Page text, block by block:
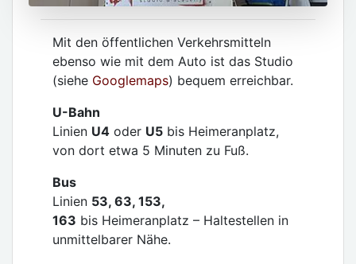
Mit den öffentlichen Verkehrsmitteln
ebenso wie mit dem Auto ist das Studio
(siehe Googlemaps) bequem erreichbar.
U-Bahn
Linien U4 oder U5 bis Heimeranplatz,
von dort etwa 5 Minuten zu Fuß.
Bus
Linien 53, 63, 153,
163 bis Heimeranplatz – Haltestellen in
unmittelbarer Nähe.